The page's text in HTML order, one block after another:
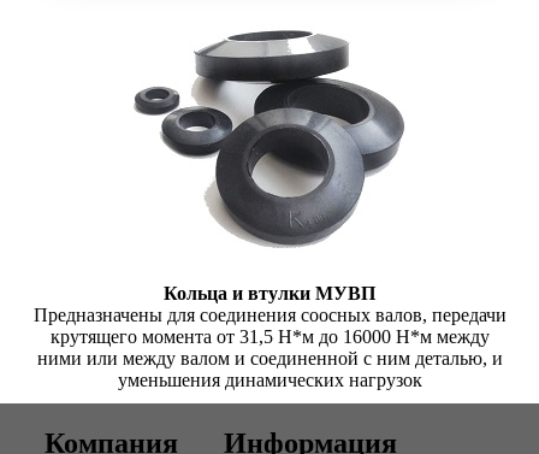
Кольца и втулки МУВП
Предназначены для соединения соосных валов, передачи
крутящего момента от 31,5 Н*м до 16000 Н*м между
ними или между валом и соединенной с ним деталью, и
уменьшения динамических нагрузок
Компания Информация